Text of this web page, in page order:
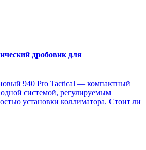
дробовик для
940 Pro Tactical — компактный
системой, регулируемым
установки коллиматора. Стоит ли